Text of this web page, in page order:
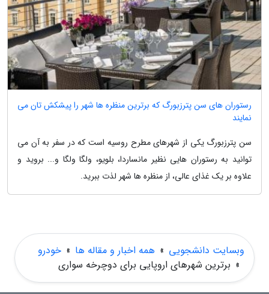
رستوران های سن پترزبورگ که برترین منظره ها شهر را پیشکش تان می
نمایند
سن پترزبورگ یکی از شهرهای مطرح روسیه است که در سفر به آن می
توانید به رستوران هایی نظیر مانساردا، بلویو، ولگا ولگا و... بروید و
علاوه بر یک غذای عالی، از منظره ها شهر لذت ببرید.
وبسایت دانشجویی » همه اخبار و مقاله ها » خودرو
» برترین شهرهای اروپایی برای دوچرخه سواری